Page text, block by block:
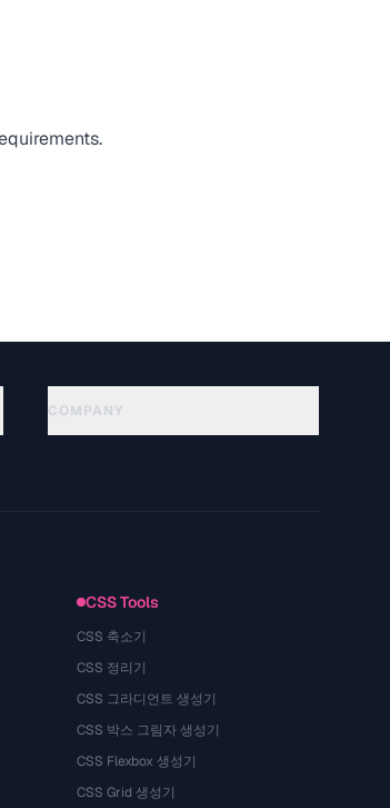
COMPANY
CSS Tools
CSS 축소기
CSS 정리기
CSS 그라디언트 생성기
CSS 박스 그림자 생성기
CSS Flexbox 생성기
CSS Grid 생성기